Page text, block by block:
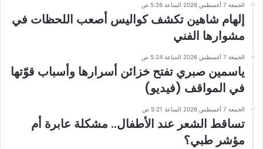
الجمعة 7 أغسطس 2026 الساعة 5:26 ص
إلهام شاهين تكشف كواليس أصعب اللحظات في
مشوارها الفني
الجمعة 7 أغسطس 2026 الساعة 5:24 ص
ياسمين صبري تفتح خزائن أسرارها وأسباب قوّتها
في المواقف (فيديو)
الجمعة 7 أغسطس 2026 الساعة 5:21 ص
تساقط الشعر عند الأطفال.. مشكلة عابرة أم
مؤشر طبي؟